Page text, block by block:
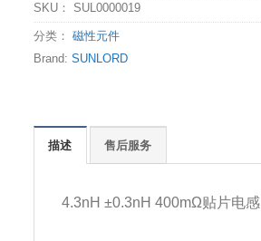
SKU： SUL0000019
分类： 磁性元件
Brand: SUNLORD
描述 售后服务
4.3nH ±0.3nH 400mΩ贴片电感